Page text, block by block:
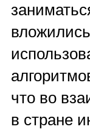
что во
в стране